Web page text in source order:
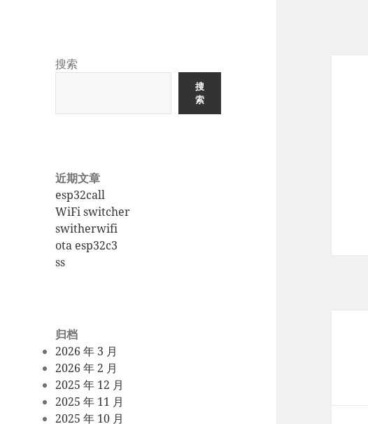
MixDIY
Commercial Router &
搜索
搜
索
近期文章
esp32call
WiFi switcher
switherwifi
ota esp32c3
ss
归档
2026 年 3 月
2026 年 2 月
2025 年 12 月
2025 年 11 月
2025 年 10 月